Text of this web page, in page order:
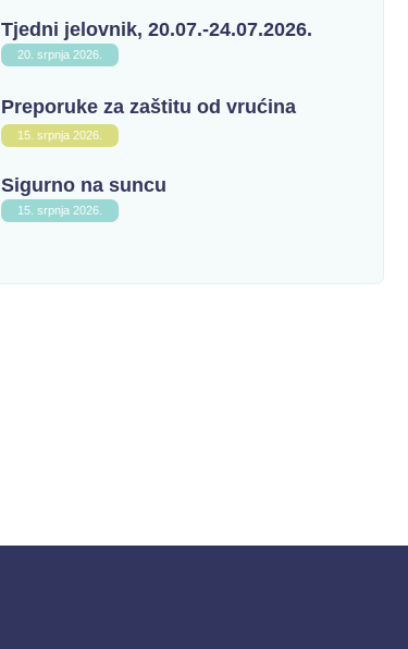
Tjedni jelovnik, 20.07.-24.07.2026.
20. srpnja 2026.
Preporuke za zaštitu od vrućina
15. srpnja 2026.
Sigurno na suncu
15. srpnja 2026.